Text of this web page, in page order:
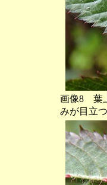
画像8 葉
みが目立